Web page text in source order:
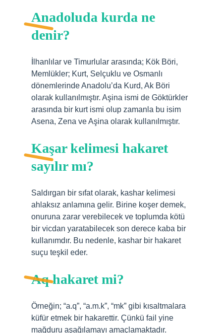
Anadoluda kurda ne
denir?
İlhanlılar ve Timurlular arasında; Kök Böri,
Memlükler; Kurt, Selçuklu ve Osmanlı
dönemlerinde Anadolu’da Kurd, Ak Böri
olarak kullanılmıştır. Aşina ismi de Göktürkler
arasında bir kurt ismi olup zamanla bu isim
Asena, Zena ve Aşina olarak kullanılmıştır.
Kaşar kelimesi hakaret
sayılır mı?
Saldırgan bir sıfat olarak, kashar kelimesi
ahlaksız anlamına gelir. Birine koşer demek,
onuruna zarar verebilecek ve toplumda kötü
bir vicdan yaratabilecek son derece kaba bir
kullanımdır. Bu nedenle, kashar bir hakaret
suçu teşkil eder.
Aq hakaret mi?
Örneğin; “a.q”, “a.m.k”, “mk” gibi kısaltmalara
küfür etmek bir hakarettir. Çünkü fail yine
mağduru aşağılamayı amaçlamaktadır.